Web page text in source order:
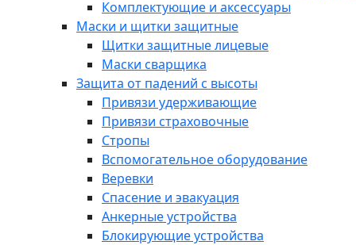
Комплектующие и аксессуары
Маски и щитки защитные
Щитки защитные лицевые
Маски сварщика
Защита от падений с высоты
Привязи удерживающие
Привязи страховочные
Стропы
Вспомогательное оборудование
Веревки
Спасение и эвакуация
Анкерные устройства
Блокирующие устройства